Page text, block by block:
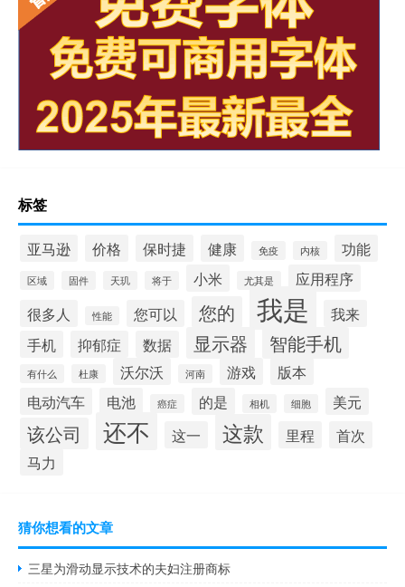
标签
亚马逊 价格 保时捷 健康 免疫 内核 功能
区域 固件 天玑 将于 小米 尤其是
应用程序
很多人
性能 您可以 您的 我是
我来
手机
抑郁症 数据 显示器 智能手机
有什么 杜康 沃尔沃 河南 游戏
版本
电动汽车
电池 癌症 的是 相机 细胞 美元
该公司 还不 这一 这款 里程
首次
马力
猜你想看的文章
三星为滑动显示技术的夫妇注册商标